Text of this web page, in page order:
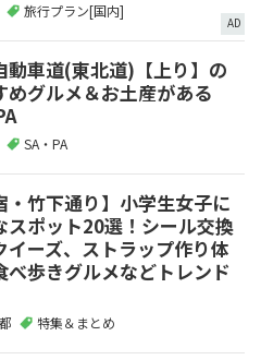
旅行プラン[国内]
AD
動車道(東北道)【上り】の
めグルメ＆お土産がある
SA・PA
・竹下通り】小学生女子に
スポット20選！シール交換
イーズ、ストラップ作り体
べ歩きグルメなどトレンド
特集＆まとめ